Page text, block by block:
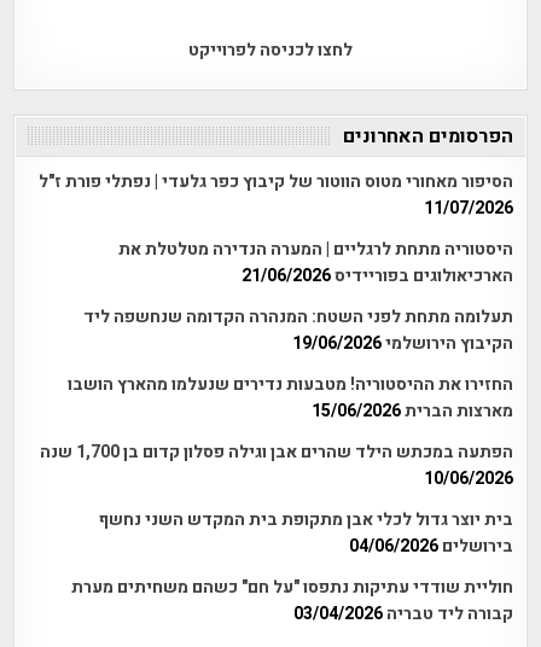
לחצו לכניסה לפרוייקט
הפרסומים האחרונים
הסיפור מאחורי מטוס הווטור של קיבוץ כפר גלעדי | נפתלי פורת ז"ל
11/07/2026
היסטוריה מתחת לרגליים | המערה הנדירה מטלטלת את
הארכיאולוגים בפוריידיס21/06/2026
תעלומה מתחת לפני השטח: המנהרה הקדומה שנחשפה ליד
הקיבוץ הירושלמי19/06/2026
החזירו את ההיסטוריה! מטבעות נדירים שנעלמו מהארץ הושבו
מארצות הברית15/06/2026
הפתעה במכתש הילד שהרים אבן וגילה פסלון קדום בן 1,700 שנה
10/06/2026
בית יוצר גדול לכלי אבן מתקופת בית המקדש השני נחשף
בירושלים 04/06/2026
חוליית שודדי עתיקות נתפסו "על חם" כשהם משחיתים מערת
קבורה ליד טבריה 03/04/2026